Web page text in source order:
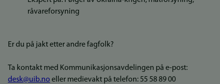
råvareforsyning
Er du på jakt etter andre fagfolk?
Ta kontakt med Kommunikasjonsavdelingen på e-post:
desk@uib.no eller medievakt på telefon: 55 58 89 00